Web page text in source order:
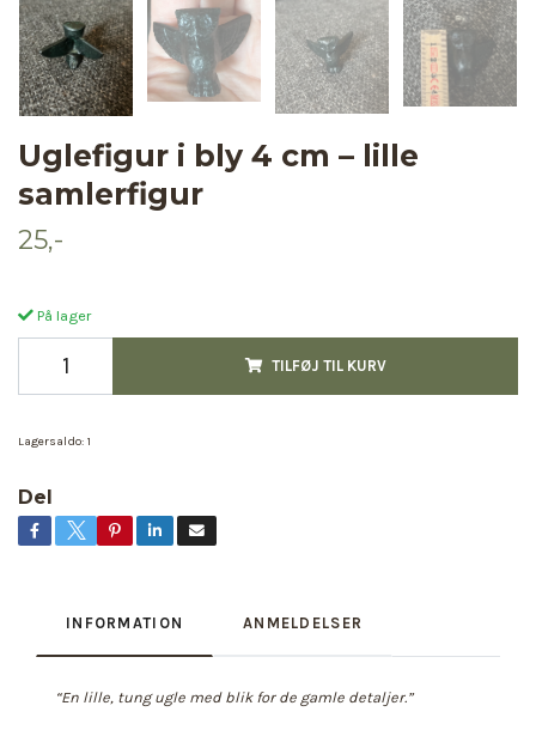
Uglefigur i bly 4 cm – lille
samlerfigur
25,-
På lager
TILFØJ TIL KURV
Lagersaldo: 1
Del
INFORMATION ANMELDELSER
“En lille, tung ugle med blik for de gamle detaljer.”